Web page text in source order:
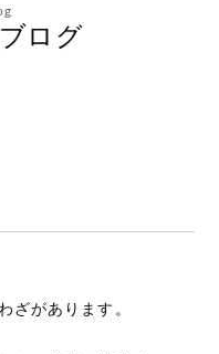
ログ
ざがあります。